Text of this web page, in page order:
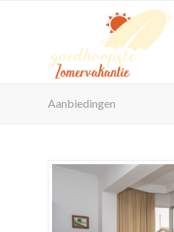
Aanbiedingen